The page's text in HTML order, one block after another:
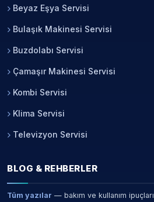
Beyaz Eşya Servisi
Bulaşık Makinesi Servisi
Buzdolabı Servisi
Çamaşır Makinesi Servisi
Kombi Servisi
Klima Servisi
Televizyon Servisi
BLOG & REHBERLER
Tüm yazılar — bakım ve kullanım ipuçları